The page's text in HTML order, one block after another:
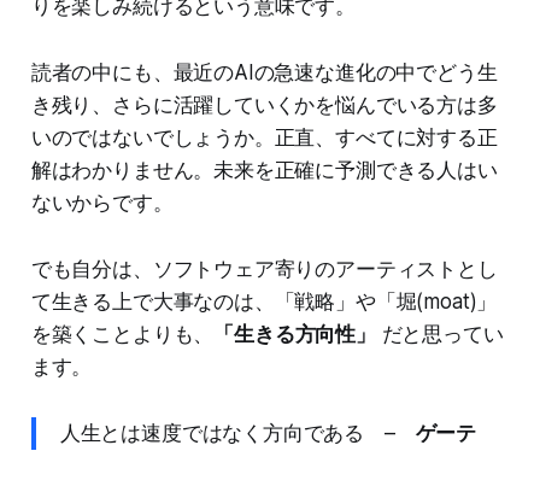
りを楽しみ続けるという意味です。
読者の中にも、最近のAIの急速な進化の中でどう生
き残り、さらに活躍していくかを悩んでいる方は多
いのではないでしょうか。正直、すべてに対する正
解はわかりません。未来を正確に予測できる人はい
ないからです。
でも自分は、ソフトウェア寄りのアーティストとし
て生きる上で大事なのは、「戦略」や「堀(moat)」
を築くことよりも、
「生きる方向性」
だと思ってい
ます。
人生とは速度ではなく方向である – ゲーテ